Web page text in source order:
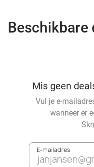
Beschikbare
Mis geen
Vul je e-
wanneer er
E-mailadres